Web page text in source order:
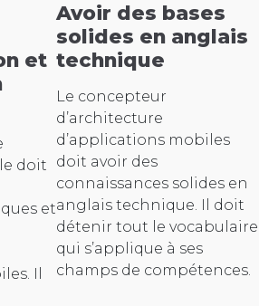
et
doit
et
Il
Avoir des bases
solides en anglais
technique
Le concepteur
d’architecture
d’applications mobiles
doit avoir des
connaissances solides en
anglais technique. Il doit
détenir tout le vocabulaire
qui s’applique à ses
champs de compétences.